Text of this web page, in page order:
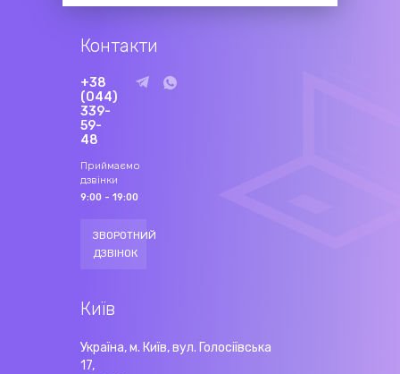
Контакти
+38
(044)
339-
59-
48
Приймаємо
дзвінки
9:00 - 19:00
ЗВОРОТНИЙ
ДЗВІНОК
Київ
Україна, м. Київ, вул. Голосіївська
17,